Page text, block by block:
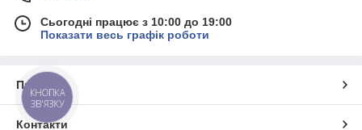
Сьогодні працює з 10:00 до 19:00
Показати весь графік роботи
Про нас
Контакти
КНОПКА
ЗВ'ЯЗКУ